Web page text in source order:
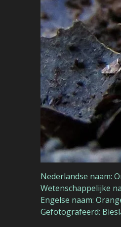
Nederlandse naam:
Wetenschappelijke
Engelse naam:
Gefotografeerd: